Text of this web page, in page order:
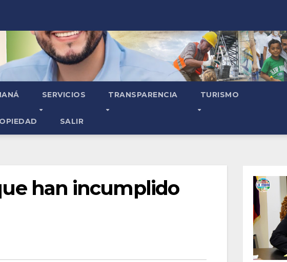
SERVICIOS TRANSPARENCIA TURISMO
SALIR
han incumplido